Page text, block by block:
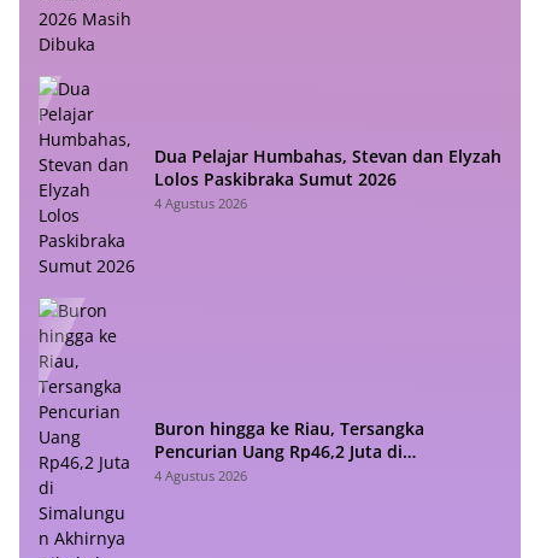
Dua Pelajar Humbahas, Stevan dan Elyzah
Lolos Paskibraka Sumut 2026
4 Agustus 2026
Buron hingga ke Riau, Tersangka
Pencurian Uang Rp46,2 Juta di
Simalungun Akhirnya Dibekuk Polisi
4 Agustus 2026